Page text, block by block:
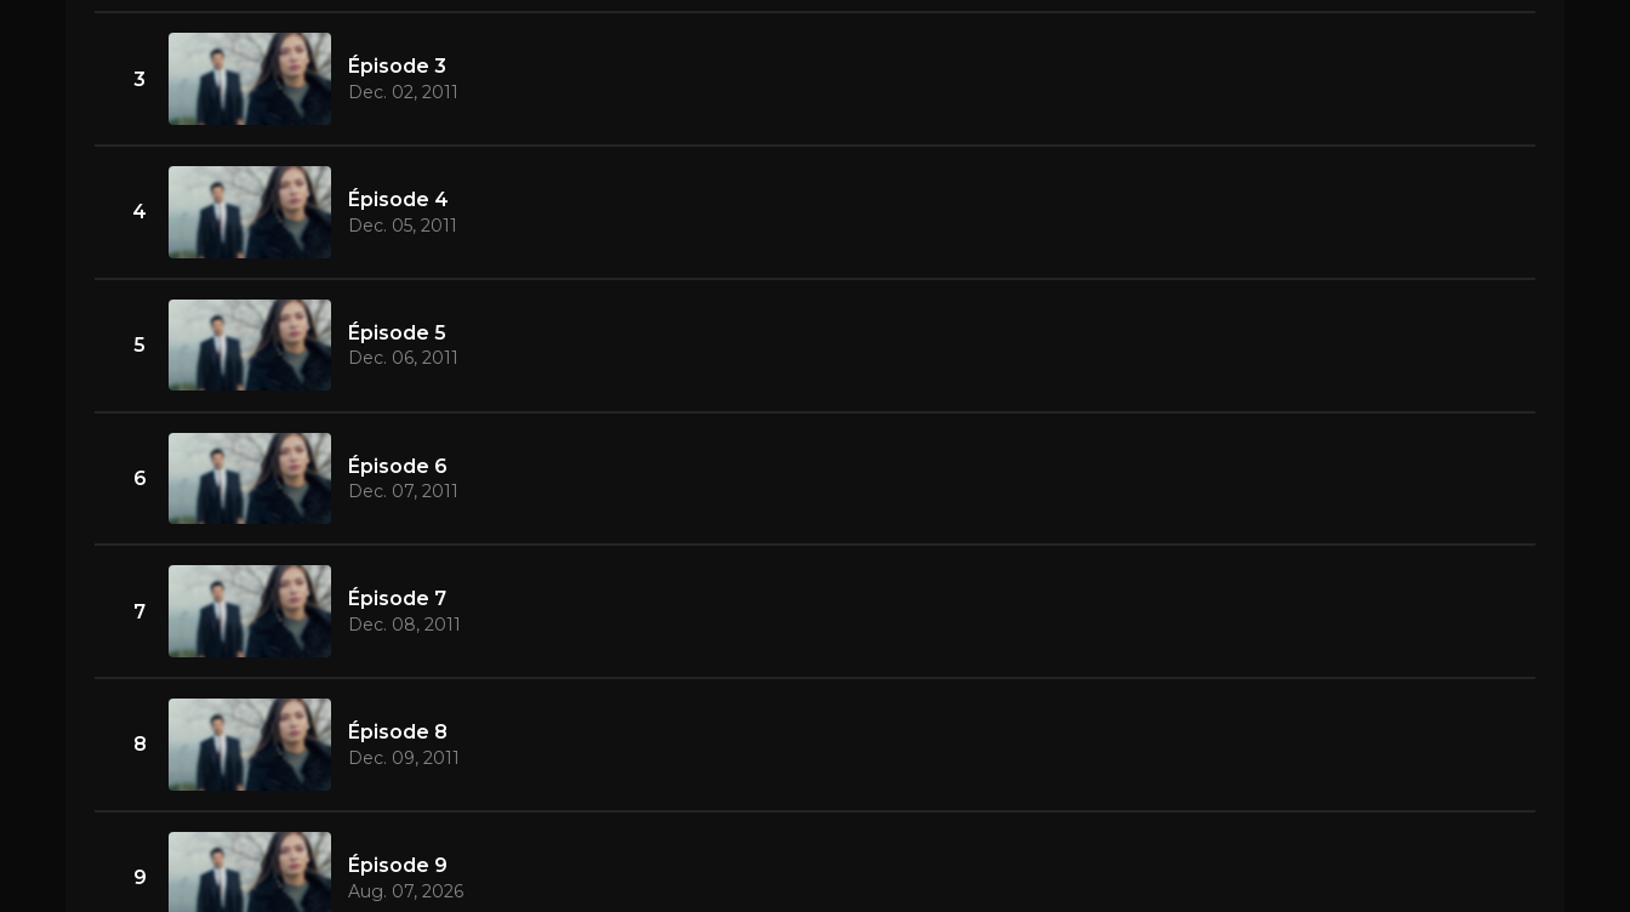
3
Épisode 3
Dec. 02, 2011
4
Épisode 4
Dec. 05, 2011
5
Épisode 5
Dec. 06, 2011
6
Épisode 6
Dec. 07, 2011
7
Épisode 7
Dec. 08, 2011
8
Épisode 8
Dec. 09, 2011
9
Épisode 9
Aug. 07, 2026